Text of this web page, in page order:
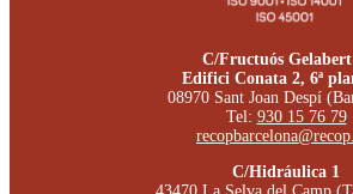
C/Fructuós
Edifici Conata 2, 6ª
08970 Sant Joan Despí
Tel: 930 15 76 79
C/Hidráulica 1